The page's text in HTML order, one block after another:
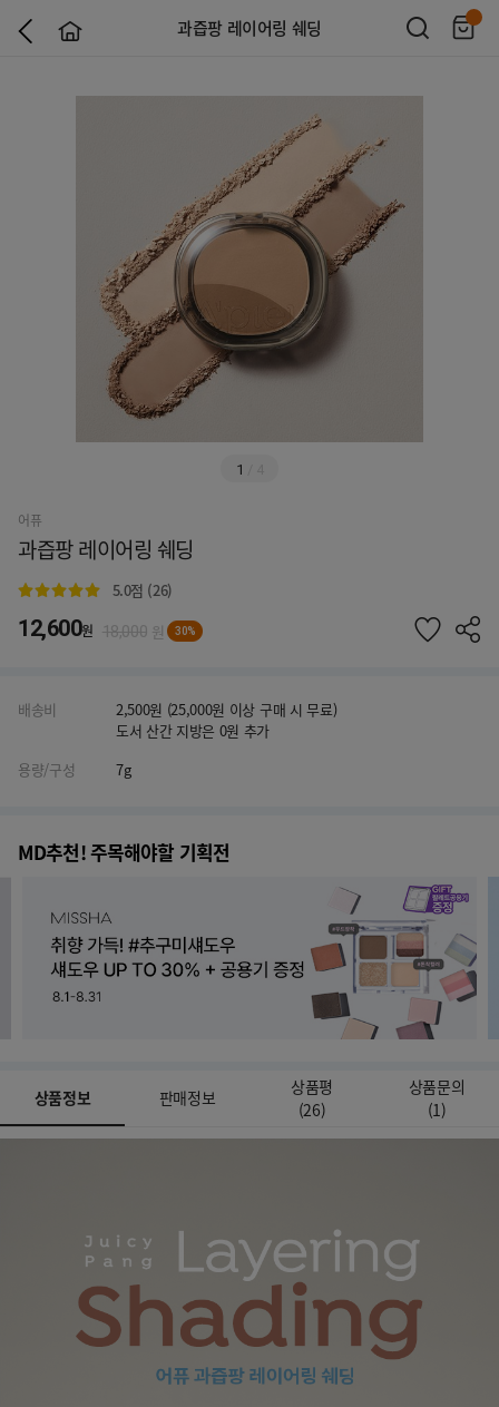
과즙팡 레이어링 쉐딩
1
어퓨
과즙팡 레이어링 쉐딩
5.0점 (26)
12,600원 18,000 원 30%
배송비
2,500원 (25,000원 이상 구매 시 무료)
도서 산간 지방은 0원 추가
용량/구성
7g
MD추천! 주목해야할 기획전
상품정보 판매정보
상품평
(26)
상품문의
(1)